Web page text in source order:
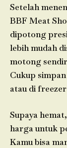
Setelah
BBF Meat
dipotong
lebih mudah
motong
Cukup
atau di
Supaya
harga untuk
Kamu bisa